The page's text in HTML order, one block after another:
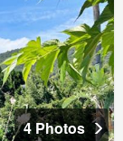
4 Photos